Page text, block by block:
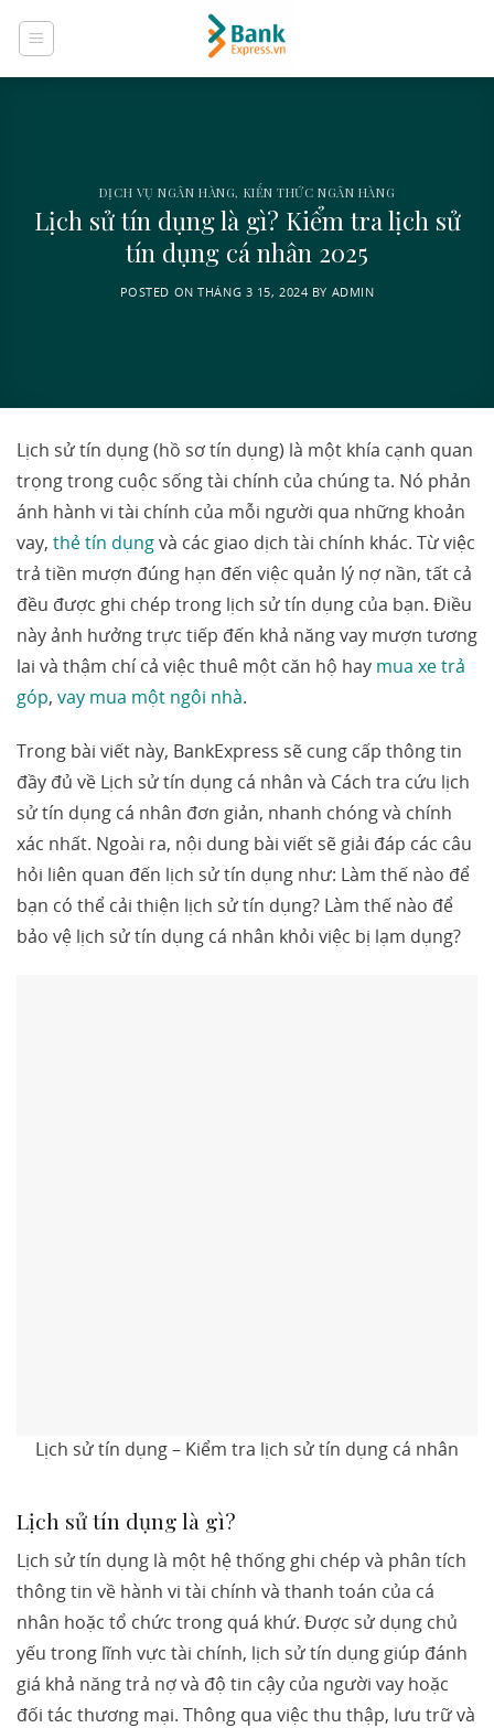
DỊCH VỤ NGÂN HÀNG, KIẾN THỨC NGÂN HÀNG
Lịch sử tín dụng là gì? Kiểm tra lịch sử
tín dụng cá nhân 2025
POSTED ONTHÁNG 3 15, 2024 BY ADMIN
Lịch sử tín dụng (hồ sơ tín dụng) là một khía cạnh quan
trọng trong cuộc sống tài chính của chúng ta. Nó phản
ánh hành vi tài chính của mỗi người qua những khoản
vay, thẻ tín dụngvà các giao dịch tài chính khác. Từ việc
trả tiền mượn đúng hạn đến việc quản lý nợ nần, tất cả
đều được ghi chép trong lịch sử tín dụng của bạn. Điều
này ảnh hưởng trực tiếp đến khả năng vay mượn tương
lai và thậm chí cả việc thuê một căn hộ hay mua xe trả
góp, vay mua một ngôi nhà.
Trong bài viết này, BankExpress sẽ cung cấp thông tin
đầy đủ về Lịch sử tín dụng cá nhân và Cách tra cứu lịch
sử tín dụng cá nhân đơn giản, nhanh chóng và chính
xác nhất. Ngoài ra, nội dung bài viết sẽ giải đáp các câu
hỏi liên quan đến lịch sử tín dụng như: Làm thế nào để
bạn có thể cải thiện lịch sử tín dụng? Làm thế nào để
bảo vệ lịch sử tín dụng cá nhân khỏi việc bị lạm dụng?
Lịch sử tín dụng – Kiểm tra lịch sử tín dụng cá nhân
Lịch sử tín dụng là gì?
Lịch sử tín dụng là một hệ thống ghi chép và phân tích
thông tin về hành vi tài chính và thanh toán của cá
nhân hoặc tổ chức trong quá khứ. Được sử dụng chủ
yếu trong lĩnh vực tài chính, lịch sử tín dụng giúp đánh
giá khả năng trả nợ và độ tin cậy của người vay hoặc
đối tác thương mại. Thông qua việc thu thập, lưu trữ và